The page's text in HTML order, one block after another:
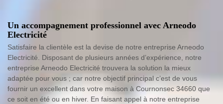
Un accompagnement professionnel avec Arneodo
Electricité
Satisfaire la clientèle est la devise de notre entreprise Arneodo
Electricité. Disposant de plusieurs années d’expérience, notre
entreprise Arneodo Electricité trouvera la solution la mieux
adaptée pour vous ; car notre objectif principal c’est de vous
fournir un excellent dans votre maison à Cournonsec 34660 que
ce soit en été ou en hiver. En faisant appel à notre entreprise